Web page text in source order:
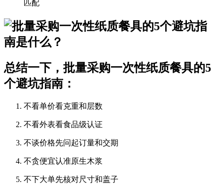
匹配
总结一下，批量采购一次性纸质餐具的5
个避坑指南：
不看单价看克重和层数
不看外表看食品级认证
不谈价格先问起订量和交期
不贪便宜认准原生木浆
不下大单先核对尺寸和盖子